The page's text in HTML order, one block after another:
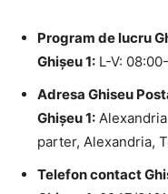
Program de lucru
Ghişeu 1: L-V:
Adresa Ghiseu
Ghişeu 1:
parter, Alexandria,
Telefon contact